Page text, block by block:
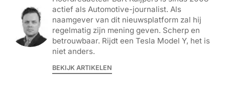
actief als Automotive-journalist. Als
naamgever van dit nieuwsplatform zal hij
regelmatig zijn mening geven. Scherp en
betrouwbaar. Rijdt een Tesla Model Y, het is
niet anders.
BEKIJK ARTIKELEN